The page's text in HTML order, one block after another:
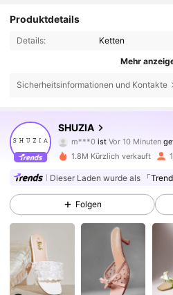
Produktdetails
Details: Ketten
Mehr
Sicherheitsinformationen und Kontakte
SHUZIA
m***0 ist
p***oist am Durchsuchen
4,84
772K Follower
4,84
772K Follower
4,84 772K Follower
1.8M Kürzlich verkauft
Dieser Laden wurde als 「
Folgen